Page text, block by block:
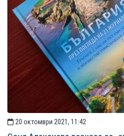
20 октомври 2021, 11:42